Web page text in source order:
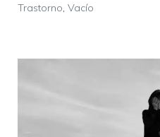
Trastorno Vacío